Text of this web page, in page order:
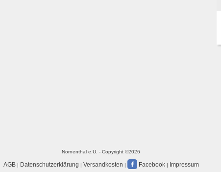
Nornenthal e.U. - Copyright ©2026
AGB| Datenschutzerklärung | Versandkosten | Facebook| Impressum